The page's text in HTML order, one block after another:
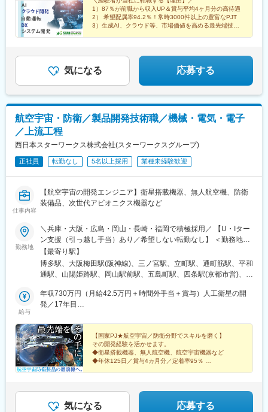
徳山 等香川／愛媛／鳥取／島根／徳島◆九州福岡：福岡市（博
多、天神、ももち、渡辺通等）、北九州（小倉、八幡、黒崎
等）、宮若、宗像 等長崎：長崎、諫早、佐世保 等熊本／鹿児
煙対策あり：喫煙所あり（屋外）
1）87％が前職から収入UP＆賞与平均4ヶ月分の高待遇
2） 希望配属率94.2％！常時3000件以上の豊富なPJT
3）生成AI、クラウド等、市場価値を高める最先端技術
気になる 応募する
航空宇宙・防衛／製品開発技術職／機械・電気・電子
／上流工程
西日本スターワークス株式会社(スターワークスグループ)
正社員 転勤なし 5名以上採用 業種未経験歓迎
仕事内容
【航空宇宙の開発エンジニア】衛星搭載機器、無人航空機、防衛
装備品、次世代アビオニクス機器など
勤務地
＼兵庫・大阪・広島・岡山・長崎・福岡で積極採用／ 【U・Iター
ン支援（引っ越し手当）あり／希望しない転勤なし】 ＜勤務地一
例＞ ・三菱重工業グループ └兵庫県 高砂市、神戸市 └長崎県 長
崎市、諫早市、└岡山県 玉野市 ・川崎重工業 └兵庫県 明石市、神
戸市 ・新明和工業 └兵庫県 神戸市東灘区、宝塚市 ・三菱電機グ
パナソニックグループ └大阪府 門真市、守口市 、大阪市 ・ワキ
タハイテクス└福岡県筑紫野市・昭和電気研究所└福岡市西区★そ
NEC島津製作所、ナブテスコ、三井E&S 等 ＜関西＞ 大阪／兵庫
／京都／滋賀／奈良／和歌山 ＜中四国＞ 広島／岡山／香川／愛媛
／鳥取／島根／山口／徳島 ＜九州＞ 福岡／熊本／長崎／鹿児島／
宮崎／佐賀／大分 ※テクニカルセンター・サテライトオフィスあ
り ※マイカー通勤可 ※受動喫煙対策あり：喫煙所あり（屋外）
【最寄り駅】
博多駅、大阪梅田駅(阪神線)、三ノ宮駅、立町駅、通町筋駅、平和
通駅、山陽姫路駅、岡山駅前駅、五島町駅、四条駅(京都市営)、福
東駅、熊本城・市役所前駅、小倉駅(福岡県)、姫路駅、岡山駅、大
波止駅、烏丸駅、伊丹駅(福知山線)、櫛田神社前駅、県庁前駅(広
給与
年収730万円（月給42.5万円＋時間外手当＋賞与）人工衛星の開
発／17年目
回路設計／5年目
【国家PJ★航空宇宙／防衛分野でスキルを磨く】
その開発経験を活かせます。
◆衛星搭載機器、無人航空機、航空宇宙機器など
◆年休125日／賞与4カ月分／定着率95％
気になる 応募する